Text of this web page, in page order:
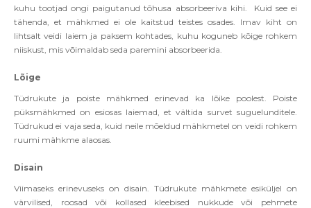
kuhu tootjad ongi paigutanud tõhusa absorbeeriva kihi. Kuid see ei
tähenda, et mähkmed ei ole kaitstud teistes osades. Imav kiht on
lihtsalt veidi laiem ja paksem kohtades, kuhu koguneb kõige rohkem
niiskust, mis võimaldab seda paremini absorbeerida.
Lõige
Tüdrukute ja poiste mähkmed erinevad ka lõike poolest. Poiste
püksmähkmed on esiosas laiemad, et vältida survet suguelunditele.
Tüdrukud ei vaja seda, kuid neile mõeldud mähkmetel on veidi rohkem
ruumi mähkme alaosas.
Disain
Viimaseks erinevuseks on disain. Tüdrukute mähkmete esiküljel on
värvilised, roosad või kollased kleebised nukkude või pehmete